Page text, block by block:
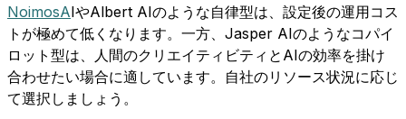
NoimosAIやAlbert AIのような自律型は、設定後の運用コス
トが極めて低くなります。一方、Jasper AIのようなコパイ
ロット型は、人間のクリエイティビティとAIの効率を掛け
合わせたい場合に適しています。自社のリソース状況に応じ
て選択しましょう。